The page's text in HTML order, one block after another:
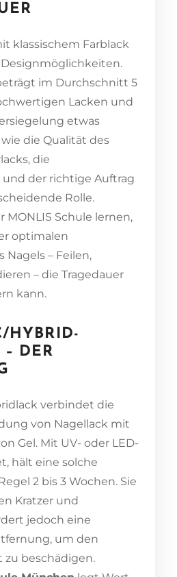
klassischem Farblack
im Durchschnitt 5
Lacken und
etwas
die Qualität des
die
der richtige Auftrag
Rolle.
MONLIS Schule lernen,
optimalen
Nagels – Feilen,
– die Tragedauer
kann.
HYBRID-
DER
verbindet die
von Nagellack mit
Gel. Mit UV- oder LED-
hält eine solche
2 bis 3 Wochen. Sie
Kratzer und
jedoch eine
um den
beschädigen.